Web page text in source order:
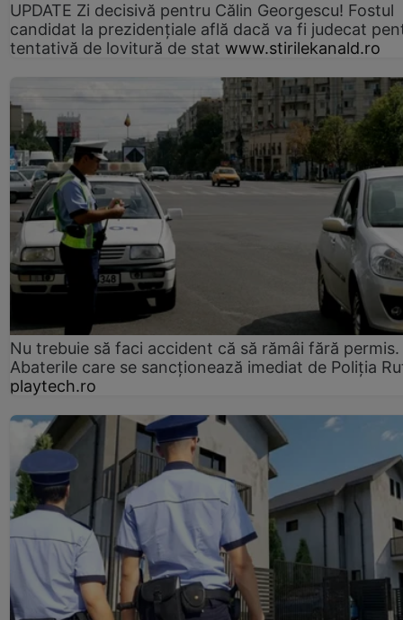
UPDATE Zi decisivă pentru Călin Georgescu! Fostul
candidat la prezidențiale află dacă va fi judecat
tentativă de lovitură de stat www.stirilekanald.ro
Nu trebuie să faci accident că să rămâi fără permis.
Abaterile care se sancționează imediat de Poliţia
playtech.ro